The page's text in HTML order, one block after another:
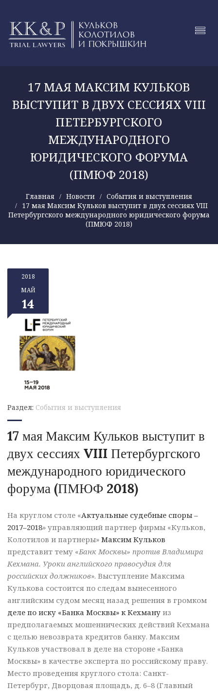
17 МАЯ МАКСИМ КУЛЬКОВ
ВЫСТУПИТ В ДВУХ СЕССИЯХ VIII
ПЕТЕРБУРГСКОГО
МЕЖДУНАРОДНОГО
ЮРИДИЧЕСКОГО ФОРУМА
(ПМЮФ 2018)
Главная Новости
События и выступления
17 мая Максим Кульков выступит в двух сессиях VIII
Петербургского международного юридического форума
(ПМЮФ 2018)
2018
МАЙ
14
Раздел: События и выступления
17 мая Максим Кульков выступит в
двух сессиях VIII Петербургского
международного юридического
форума (ПМЮФ 2018)
На круглом столе «Актуальные судебные споры –
2017–2018» управляющий партнер фирмы «Кульков,
Колотилов и партнеры» Максим Кульков
представит тему «Банк Москвы» против Владимира
Кехмана. Уроки английского правосудия для
российских должников». Выступление Максима
Кулькова состоится по следам вынесенного
английским судом месяц назад решения в громком
деле по иску «Банка Москвы» к Кехману из
предполагаемых мошеннических действий Кехмана
с целью невозврата кредитов банку. Максим
Кульков участвовал в деле на стороне «Банка
Москвы» в качестве эксперта по российскому праву.
Место проведения круглого стола: Санкт-
Петербург, Дворцовая площадь, д. 6–8 (Главный